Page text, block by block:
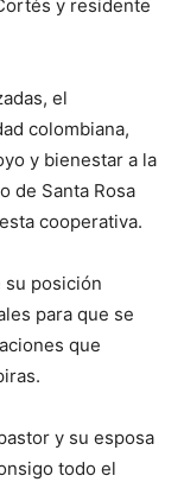
y residente
el
colombiana,
y bienestar a la
de Santa Rosa
cooperativa.
su posición
para que se
que
y su esposa
todo el